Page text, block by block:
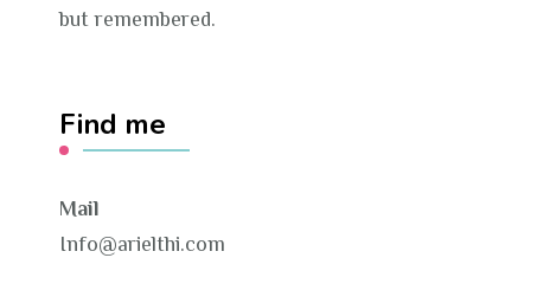
but remembered.
Find me
Mail
Info@arielthi.com